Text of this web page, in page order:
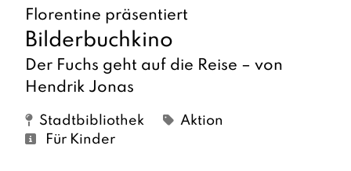
Florentine präsentiert
Bilderbuchkino
Der Fuchs geht auf die Reise – von
Hendrik Jonas
Stadtbibliothek
Aktion
Für Kinder